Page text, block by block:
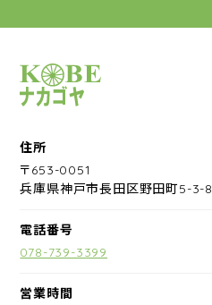
サイクルショップナカゴヤ
住所
〒653-0051
兵庫県神戸市長田区野田町5-3-8
電話番号
078-739-3399
営業時間